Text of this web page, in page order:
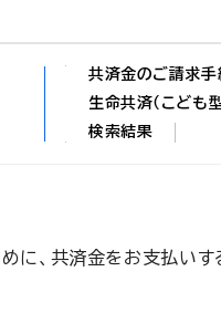
共済金のご請求手
生命共済（こども
検索結果
を